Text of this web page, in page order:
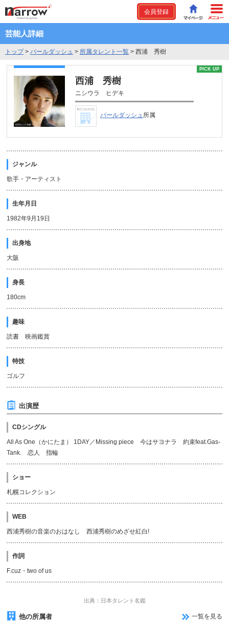
会員登録
芸能人詳細
トップ> パールダッシュ > 所属タレント一覧 > 西浦 秀樹
PICK UP
西浦 秀樹
ニシウラ ヒデキ
パールダッシュ所属
ジャンル
歌手・アーティスト
生年月日
1982年9月19日
出身地
大阪
身長
180cm
趣味
読書 映画鑑賞
特技
ゴルフ
出演歴
CDシングル
All As One（かにたま） 1DAY／Missing piece 今はサヨナラ 約束feat.Gas-
Tank. 恋人 指輪
ショー
札幌コレクション
WEB
西浦秀樹の音楽のおはなし 西浦秀樹のめざせ紅白!
作詞
F.cuz・two of us
出典：日本タレント名鑑
他の所属者 一覧を見る